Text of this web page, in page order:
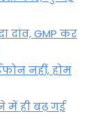
दांव, GMP कर
नहीं, होम
में ही बढ़ गई